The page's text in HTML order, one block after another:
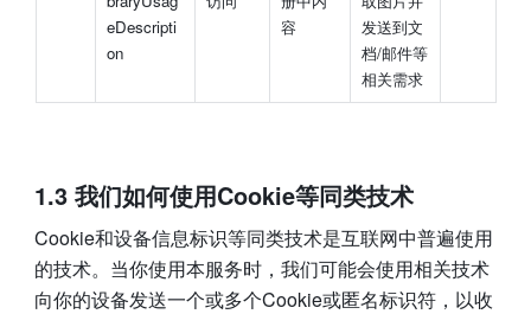
eDescripti
on
容
发送到文
档/邮件等
相关需求
1.3 我们如何使用Cookie等同类技术
Cookie和设备信息标识等同类技术是互联网中普遍使用
的技术。当你使用本服务时，我们可能会使用相关技术
向你的设备发送一个或多个Cookie或匿名标识符，以收